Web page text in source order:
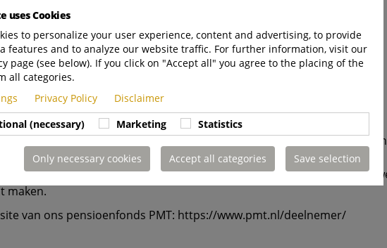
arbeidsvoorwaarden
(iedere vrijdag vrij vanaf 12.45 uur)
voor mijn pensioen?
kunnen de gevolgen per persoon verschillen. Dat hangt onder
keuze maakt. Daarom denken we graag met je mee en verwijzen
maken.
van ons pensioenfonds PMT: https://www.pmt.nl/deelnemer/
uses Cookies
to personalize your user experience, content and advertising, to provide
features and to analyze our website traffic. For further information, visit our
page (see below). If you click on "Accept all" you agree to the placing of the
all categories.
Privacy Policy
Disclaimer
(necessary)
Marketing Statistics
Only necessary cookies Accept all categories Save selection